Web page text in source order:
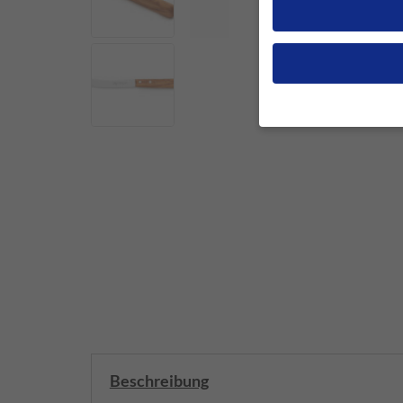
Beschreibung
Wir verwenden
werden (z. B. IP-
Weitere
geben oder sich